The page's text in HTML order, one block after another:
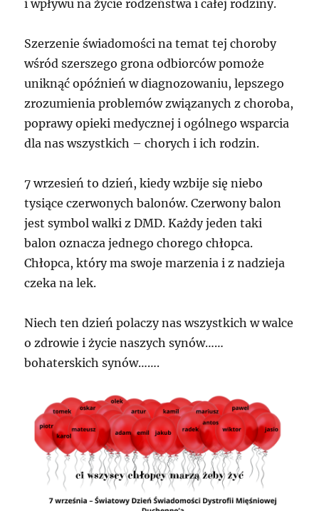
i wpływu na życie rodzeństwa i całej rodziny.
Szerzenie świadomości na temat tej choroby
wśród szerszego grona odbiorców pomoże
uniknąć opóźnień w diagnozowaniu, lepszego
zrozumienia problemów związanych z choroba,
poprawy opieki medycznej i ogólnego wsparcia
dla nas wszystkich – chorych i ich rodzin.
7 wrzesień to dzień, kiedy wzbije się niebo
tysiące czerwonych balonów. Czerwony balon
jest symbol walki z DMD. Każdy jeden taki
balon oznacza jednego chorego chłopca.
Chłopca, który ma swoje marzenia i z nadzieja
czeka na lek.
Niech ten dzień polaczy nas wszystkich w walce
o zdrowie i życie naszych synów……
bohaterskich synów…….